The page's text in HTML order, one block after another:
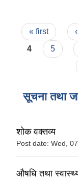
Pages
« first
4
5
सूचना तथा
शोक वक्तव्य
Post date: Wed,
औषधि तथा